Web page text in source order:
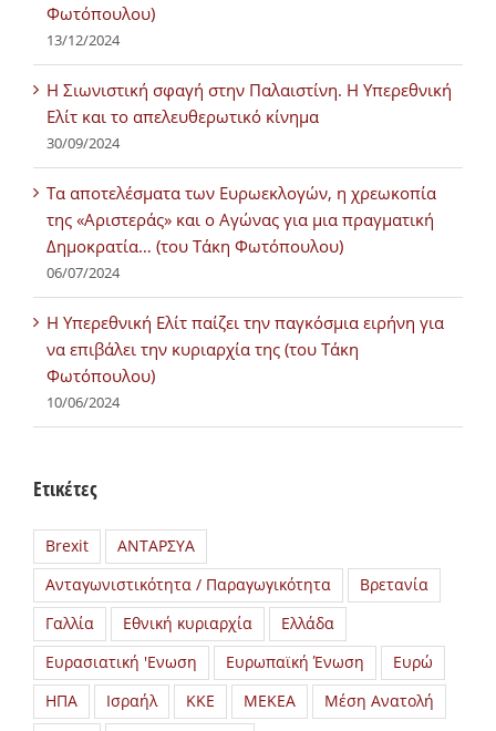
Φωτόπουλου)
13/12/2024
Η Σιωνιστική σφαγή στην Παλαιστίνη. Η Υπερεθνική
Ελίτ και το απελευθερωτικό κίνημα
30/09/2024
Τα αποτελέσματα των Ευρωεκλογών, η χρεωκοπία
της «Αριστεράς» και ο Αγώνας για μια πραγματική
Δημοκρατία… (του Τάκη Φωτόπουλου)
06/07/2024
H Υπερεθνική Ελίτ παίζει την παγκόσμια ειρήνη για
να επιβάλει την κυριαρχία της (του Τάκη
Φωτόπουλου)
10/06/2024
Ετικέτες
Brexit
ΑΝΤΑΡΣΥΑ
Ανταγωνιστικότητα / Παραγωγικότητα
Βρετανία
Γαλλία
Εθνική κυριαρχία
Ελλάδα
Ευρασιατική 'Ενωση
Ευρωπαϊκή Ένωση
Ευρώ
ΗΠΑ
Ισραήλ ΚΚΕ ΜΕΚΕΑ
Μέση Ανατολή